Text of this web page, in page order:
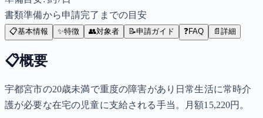
書類準備から申請完了までの目安
📋基本情報 ✨特徴 👥対象者 📝申請ガイド ❓FAQ 📄 詳細
📋概要
宇都宮市の20歳未満で重度の障害があり日常生活に常時介
護が必要な在宅の児童に支給される手当。月額15,220円。